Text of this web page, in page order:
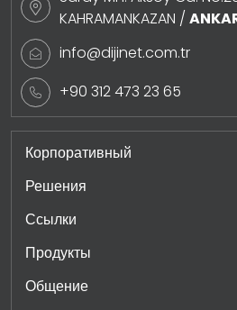
KAHRAMANKAZAN /
info@dijinet.com.tr
+90 312 473 23 65
Корпоративный
Решения
Ссылки
Продукты
Общение